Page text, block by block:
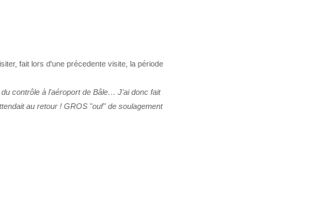
fait lors d'une précedente visite, la période
contrôle à l'aéroport de Bâle… J'ai donc fait
au retour ! GROS "ouf" de soulagement